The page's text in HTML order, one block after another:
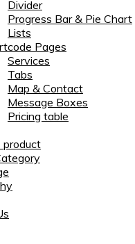
Divider
Progress Bar & Pie Chart
Lists
Pages
Services
Tabs
Map & Contact
Message Boxes
Pricing table
product